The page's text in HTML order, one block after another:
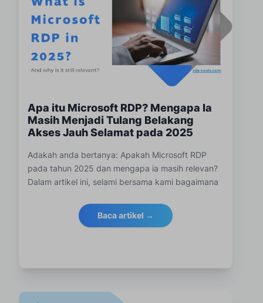
Apa itu Microsoft RDP? Mengapa Ia
Masih Menjadi Tulang Belakang
Akses Jauh Selamat pada 2025
Adakah anda bertanya: Apakah Microsoft RDP
pada tahun 2025 dan mengapa ia masih relevan?
Dalam artikel ini, selami bersama kami bagaimana
mengapa ia tetap penting untuk strategi IT
moden, apa yang dibawa oleh tahun 2025 dan
Baca artikel →